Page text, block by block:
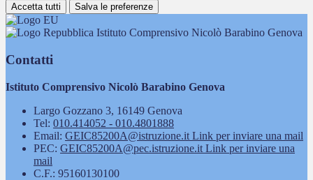
Accetta tutti Salva le preferenze
Istituto Comprensivo Nicolò Barabino Genova
Contatti
Istituto Comprensivo Nicolò Barabino Genova
Largo Gozzano 3, 16149 Genova
Tel: 010.414052 - 010.4801888
Email: GEIC85200A@istruzione.it Link per inviare una mail
PEC: GEIC85200A@pec.istruzione.it Link per inviare una
mail
C.F.: 95160130100